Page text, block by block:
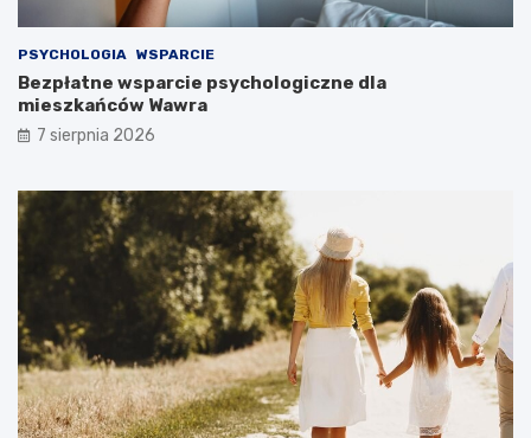
PSYCHOLOGIA WSPARCIE
Bezpłatne wsparcie psychologiczne dla
mieszkańców Wawra
7 sierpnia 2026